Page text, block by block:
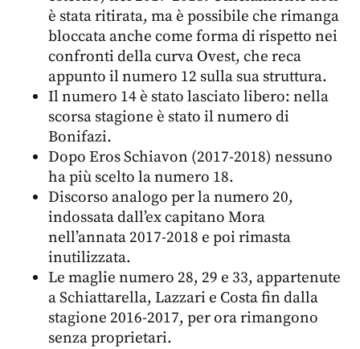
è stata ritirata, ma è possibile che rimanga
bloccata anche come forma di rispetto nei
confronti della curva Ovest, che reca
appunto il numero 12 sulla sua struttura.
Il numero 14 è stato lasciato libero: nella
scorsa stagione è stato il numero di
Bonifazi.
Dopo Eros Schiavon (2017-2018) nessuno
ha più scelto la numero 18.
Discorso analogo per la numero 20,
indossata dall’ex capitano Mora
nell’annata 2017-2018 e poi rimasta
inutilizzata.
Le maglie numero 28, 29 e 33, appartenute
a Schiattarella, Lazzari e Costa fin dalla
stagione 2016-2017, per ora rimangono
senza proprietari.